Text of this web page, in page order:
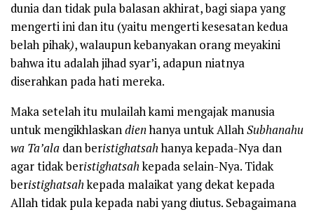
dunia dan tidak pula balasan akhirat, bagi siapa yang
mengerti ini dan itu (yaitu mengerti kesesatan kedua
belah pihak), walaupun kebanyakan orang meyakini
bahwa itu adalah jihad syar’i, adapun niatnya
diserahkan pada hati mereka.
Maka setelah itu mulailah kami mengajak manusia
untuk mengikhlaskandienhanya untuk AllahSubhanahu
wa Ta’ala dan beristighatsahhanya kepada-Nya dan
agar tidak beristighatsahkepada selain-Nya. Tidak
beristighatsahkepada malaikat yang dekat kepada
Allah tidak pula kepada nabi yang diutus. Sebagaimana